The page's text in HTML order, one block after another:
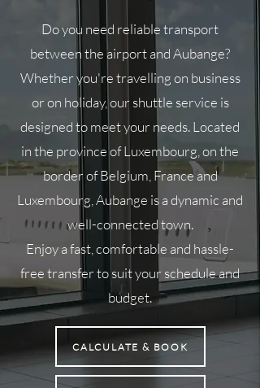
Do you need reliable transport
between the airport and Aubange?
Whether you're travelling on business
or on holiday, our shuttle service is
designed to meet your needs. Located
in the province of Luxembourg, on the
border of Belgium, France and
Luxembourg, Aubange is a dynamic and
well-connected town.
Enjoy a fast, comfortable and hassle-
free transfer to suit your schedule and
budget.
CALCULATE & BOOK